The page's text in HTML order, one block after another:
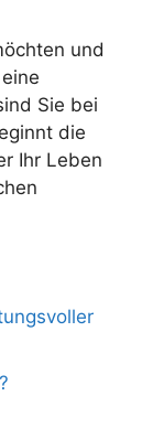
und
Sie bei
die
Ihr Leben